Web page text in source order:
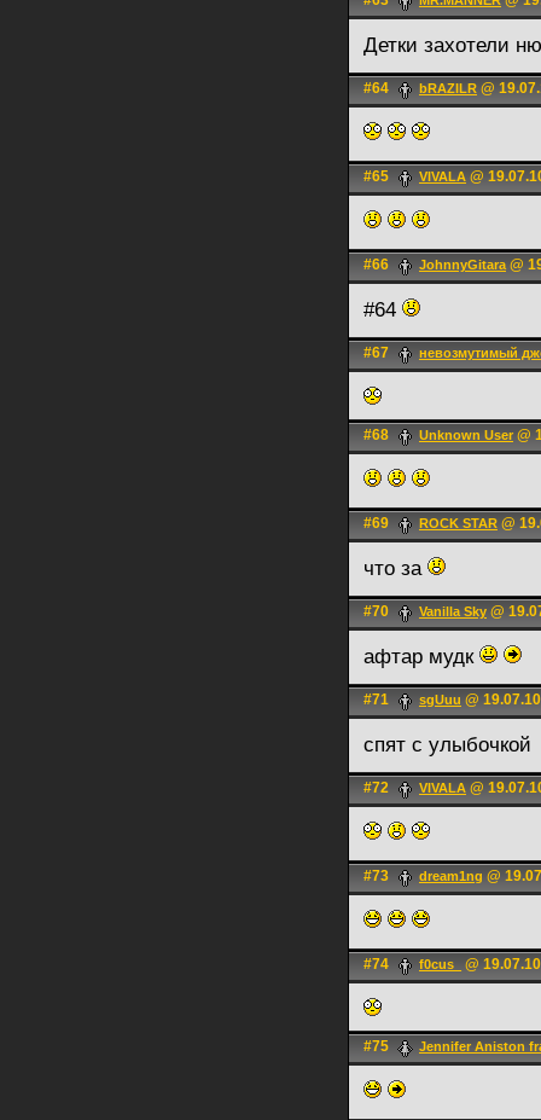
Детки захотели
#64 bRAZILR @
#65 VIVALA @
#66 JohnnyGitara@
#64
#67 невозмутимый
#68 Unknown User @
#69 ROCK STAR @
что за
#70 Vanilla Sky @
афтар мудк
#71 sgUuu @
спят с улыбочкой
#72 VIVALA @
#73 dream1ng @
#74 f0cus_ @
#75 Jennifer Aniston